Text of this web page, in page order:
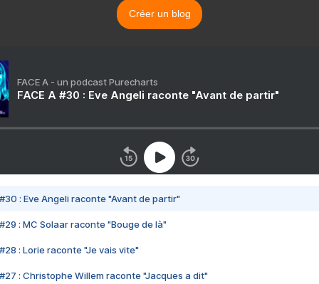
Créer un blog
FACE A - un podcast Purecharts
FACE A #30 : Eve Angeli raconte "Avant de partir"
#30 : Eve Angeli raconte "Avant de partir"
#29 : MC Solaar raconte "Bouge de là"
#28 : Lorie raconte "Je vais vite"
#27 : Christophe Willem raconte "Jacques a dit"